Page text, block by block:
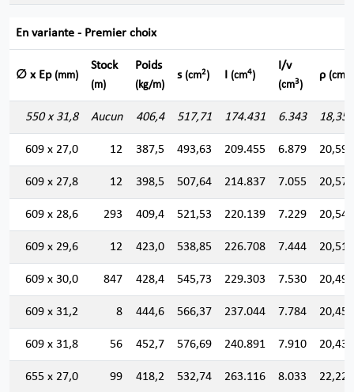
En variante - Premier choix
∅ x Ep (mm)
Stock
(m)
Poids
(kg/m)
s (cm2) I (cm4)
I/v
(cm3)
ρ (cm)
550 x 31,8 Aucun 406,4 517,71 174.431 6.343 18,355
609 x 27,0 12 387,5 493,63 209.455 6.879 20,598
609 x 27,8 12 398,5 507,64 214.837 7.055 20,571
609 x 28,6 293 409,4 521,53 220.139 7.229 20,545
609 x 29,6 12 423,0 538,85 226.708 7.444 20,511
609 x 30,0 847 428,4 545,73 229.303 7.530 20,498
609 x 31,2 8 444,6 566,37 237.044 7.784 20,458
609 x 31,8 56 452,7 576,69 240.891 7.910 20,438
655 x 27,0 99 418,2 532,74 263.116 8.033 22,223